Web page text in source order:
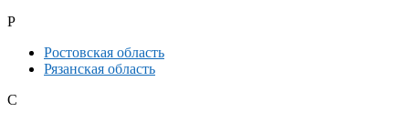
Р
Ростовская область
Рязанская область
С